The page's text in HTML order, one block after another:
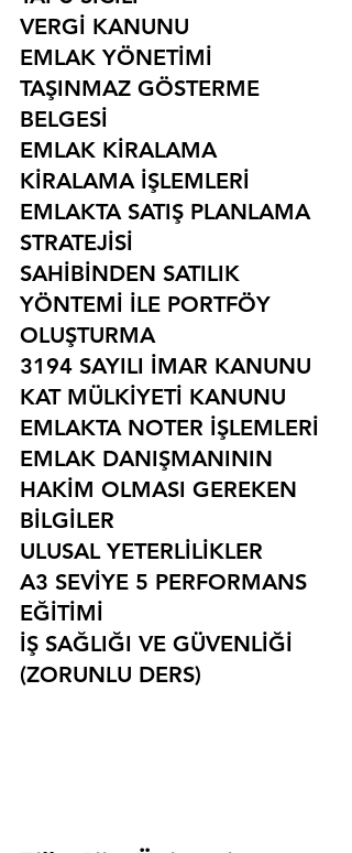
VERGİ KANUNU
EMLAK YÖNETİMİ
TAŞINMAZ GÖSTERME
BELGESİ
EMLAK KİRALAMA
KİRALAMA İŞLEMLERİ
EMLAKTA SATIŞ PLANLAMA
STRATEJİSİ
SAHİBİNDEN SATILIK
YÖNTEMİ İLE PORTFÖY
OLUŞTURMA
3194 SAYILI İMAR KANUNU
KAT MÜLKİYETİ KANUNU
EMLAKTA NOTER İŞLEMLERİ
EMLAK DANIŞMANININ
HAKİM OLMASI GEREKEN
BİLGİLER
ULUSAL YETERLİLİKLER
A3 SEVİYE 5 PERFORMANS
EĞİTİMİ
İŞ SAĞLIĞI VE GÜVENLİĞİ
(ZORUNLU DERS)